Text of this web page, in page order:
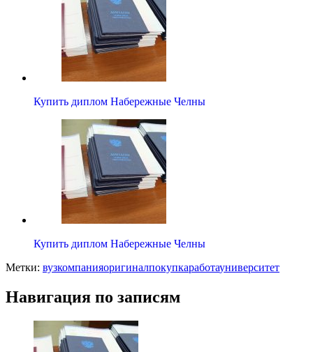
Купить диплом Набережные Челны
Купить диплом Набережные Челны
Метки: вузкомпанияоригиналпокупкаработауниверситет
Навигация по записям